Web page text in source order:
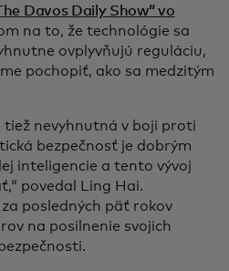
Davos Daily Show“ vo
na to, že technológie sa
ovplyvňujú reguláciu,
pochopiť, ako sa medzitým
tiež nevyhnutná v boji proti
bezpečnosť je dobrým
inteligencie a tento vývoj
povedal Ling Hai.
posledných päť rokov
na posilnenie svojich